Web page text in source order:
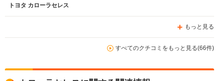
トヨタ カローラセレス
もっと見る
すべてのクチコミをもっと見る(66件)